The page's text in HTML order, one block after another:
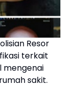
Resor
terkait
mengenai
sakit.